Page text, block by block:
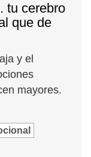
tu cerebro
que de
y el
mayores.